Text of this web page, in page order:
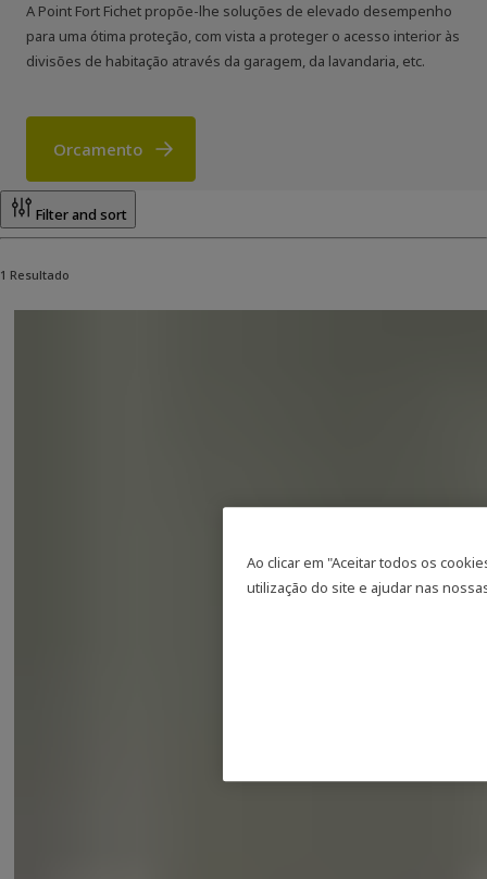
A Point Fort Fichet propõe-lhe soluções de elevado desempenho
para uma ótima proteção, com vista a proteger o acesso interior às
divisões de habitação através da garagem, da lavandaria, etc.
Orcamento
Filter and sort
1 Resultado
Ao clicar em "Aceitar todos os
utilização do site e ajudar nas